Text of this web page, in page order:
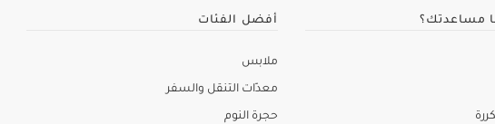
مساعدتك؟ أفضل الفئات
ملابس
معدّات التنقل والسفر
حجرة النوم